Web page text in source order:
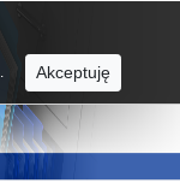
Akceptuję